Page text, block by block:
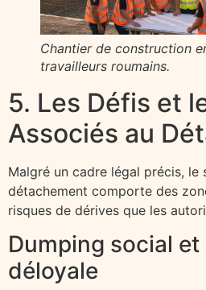
Chantier de construction
travailleurs roumains.
5. Les Défis et
Associés au
Malgré un cadre légal précis, le
détachement comporte des
risques de dérives que les
Dumping social
déloyale